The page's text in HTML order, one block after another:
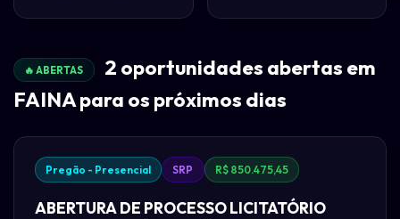
🔥 ABERTAS
2 oportunidades abertas em
FAINA para os próximos dias
Pregão - Presencial SRP R$ 850.475,45
ABERTURA DE PROCESSO LICITATÓRIO